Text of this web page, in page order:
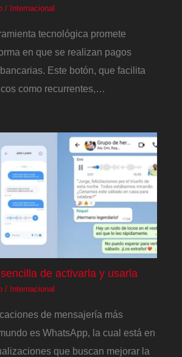
/ Internacional
tecnológica promete
en que se realizan pagos
Este botón, que facilita
como recurrentes,…
de activarla y usarla
/ Internacional
de mensajería más
es WhatsApp, la cual está en
que buscan mejorar la